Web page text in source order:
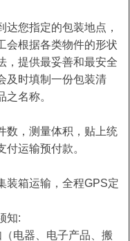
您指定的包装地点，
会根据各类物件的形状
，提供最妥善和最安全
及时填制一份包装清
名称。
数，测量体积，贴上统
运输预付款。
装箱运输，全程GPS定
知:
电器、电子产品、搬